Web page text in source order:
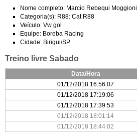
Nome completo: Marcio Rebequi Moggioni
Categoria(s): R88: Cat R88
Veículo: Vw gol
Equipe: Boreba Racing
Cidade: Birigui/SP
Treino livre Sabado
Data/Hora
01/12/2018 16:56:07
01/12/2018 17:19:06
01/12/2018 17:39:53
01/12/2018 18:01:14
01/12/2018 18:44:02